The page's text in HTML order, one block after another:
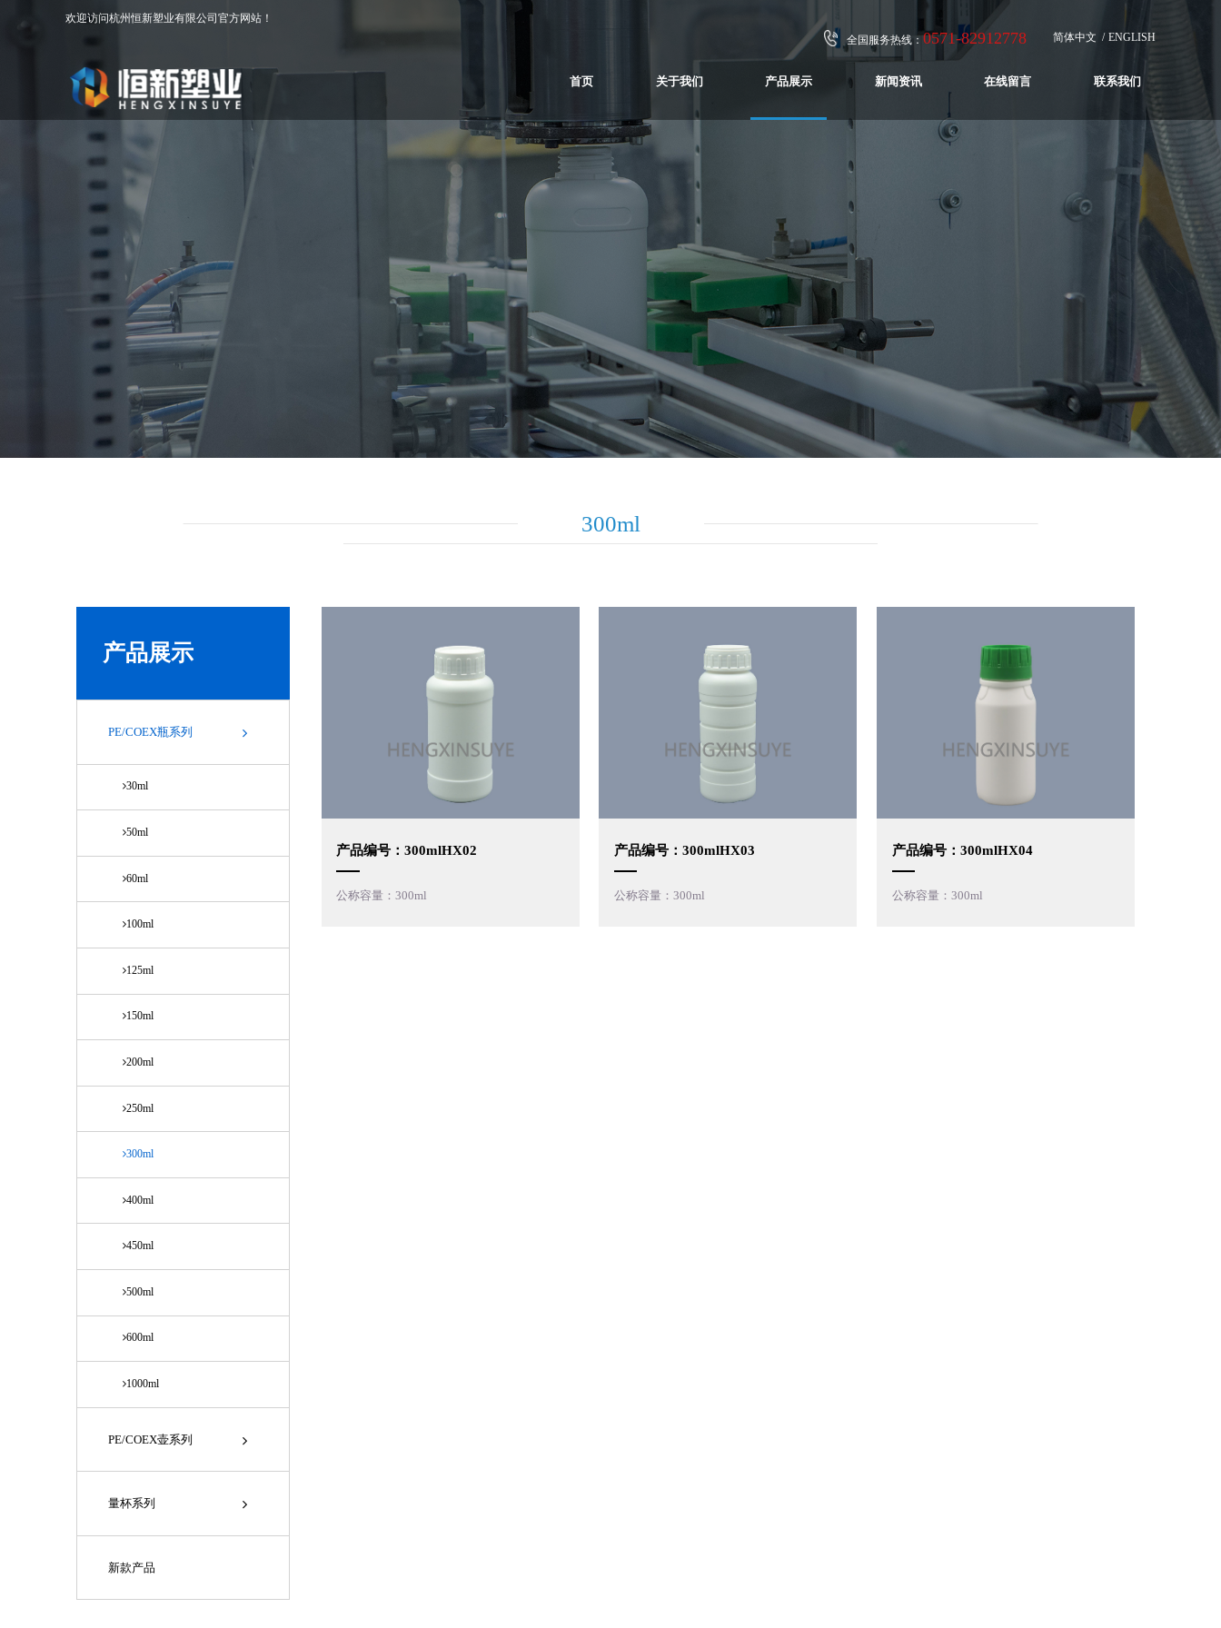
欢迎访问杭州恒新塑业有限公司官方网站！
全国服务热线：0571-82912778 简体中文 ENGLISH
首页 关于我们 产品展示 新闻资讯 在线留言 联系我们
300ml
产品展示
PE/COEX瓶系列
30ml
50ml
60ml
100ml
125ml
150ml
200ml
250ml
300ml
400ml
450ml
500ml
600ml
1000ml
PE/COEX壶系列
量杯系列
新款产品
产品编号：300mlHX02
公称容量：300ml
产品编号：300mlHX03
公称容量：300ml
产品编号：300mlHX04
公称容量：300ml